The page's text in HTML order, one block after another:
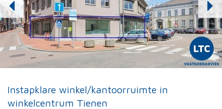
Instapklare winkel/kantoorruimte in
winkelcentrum Tienen